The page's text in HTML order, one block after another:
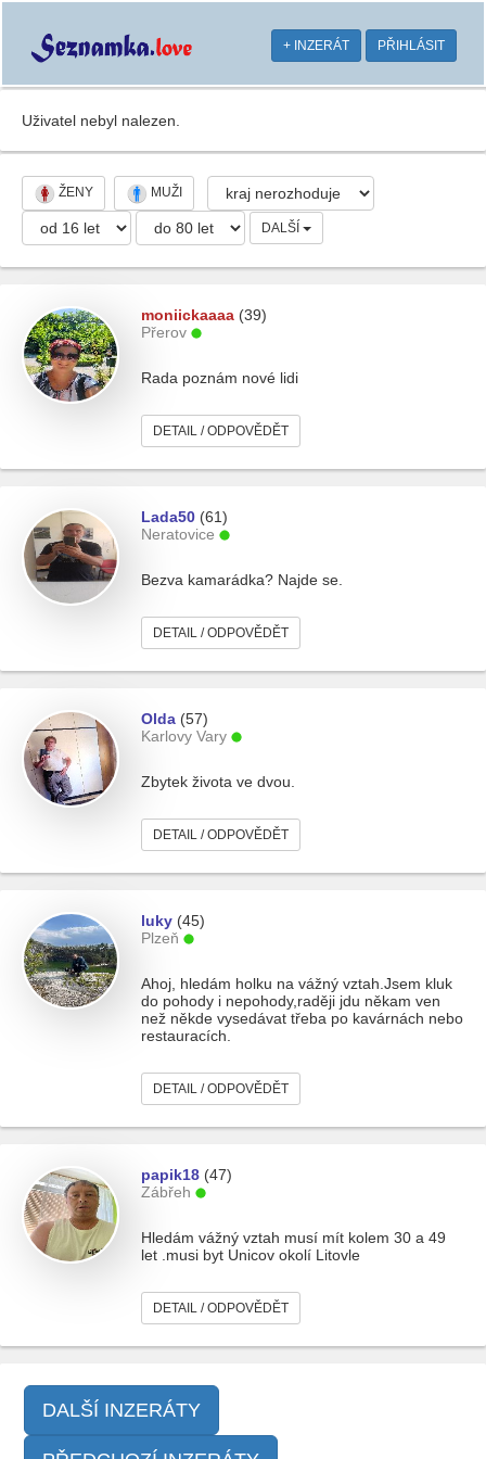
+ INZERÁT PŘIHLÁSIT
Uživatel nebyl nalezen.
ŽENY MUŽI
DALŠÍ
moniickaaaa (39)
Přerov
Rada poznám nové lidi
DETAIL / ODPOVĚDĚT
Lada50 (61)
Neratovice
Bezva kamarádka? Najde se.
DETAIL / ODPOVĚDĚT
Olda (57)
Karlovy Vary
Zbytek života ve dvou.
DETAIL / ODPOVĚDĚT
luky (45)
Plzeň
Ahoj, hledám holku na vážný vztah.Jsem kluk
do pohody i nepohody,raději jdu někam ven
než někde vysedávat třeba po kavárnách nebo
restauracích.
DETAIL / ODPOVĚDĚT
papik18 (47)
Zábřeh
Hledám vážný vztah musí mít kolem 30 a 49
let .musi byt Unicov okolí Litovle
DETAIL / ODPOVĚDĚT
DALŠÍ INZERÁTY